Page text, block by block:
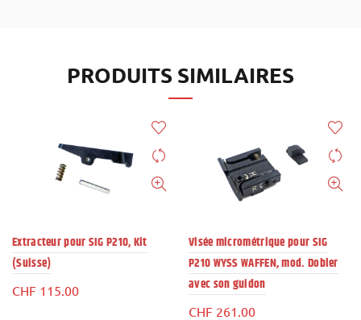
PRODUITS SIMILAIRES
Extracteur pour SIG P210, Kit
(Suisse)
CHF 115.00
Visée micrométrique pour SIG
P210 WYSS WAFFEN, mod. Dobler
avec son guidon
CHF 261.00